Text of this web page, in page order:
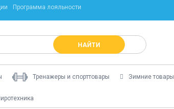
Программа лояльности
НАЙТИ
Тренажеры и спорттовары Зимние товары